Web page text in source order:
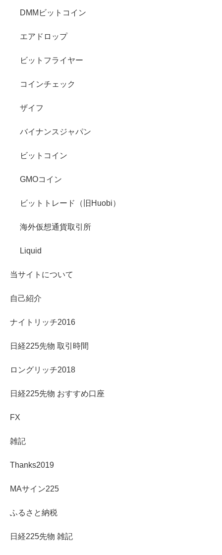
DMMビットコイン
エアドロップ
ビットフライヤー
コインチェック
ザイフ
バイナンスジャパン
ビットコイン
GMOコイン
ビットトレード（旧Huobi）
海外仮想通貨取引所
Liquid
当サイトについて
自己紹介
ナイトリッチ2016
日経225先物 取引時間
ロングリッチ2018
日経225先物 おすすめ口座
FX
雑記
Thanks2019
MAサイン225
ふるさと納税
日経225先物 雑記